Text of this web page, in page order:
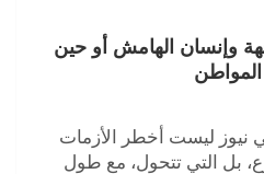
وإنسان الهامش أو حين
المواطن
ليست أخطر الأزمات
بل التي تتحول، مع طول